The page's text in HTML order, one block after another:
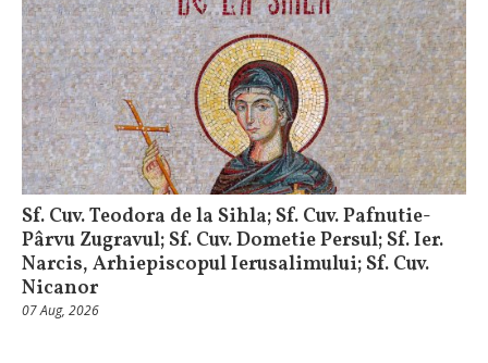
Sf. Cuv. Teodora de la Sihla; Sf. Cuv. Pafnutie-
Pârvu Zugravul; Sf. Cuv. Dometie Persul; Sf. Ier.
Narcis, Arhiepiscopul Ierusalimului; Sf. Cuv.
Nicanor
07 Aug, 2026